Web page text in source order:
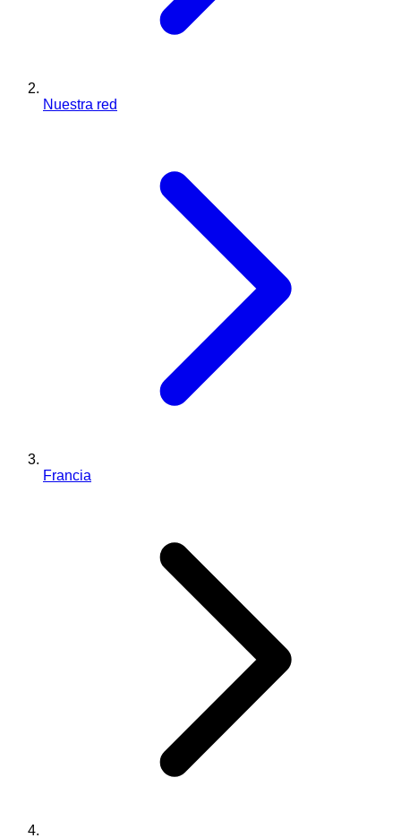
Nuestra red
Francia